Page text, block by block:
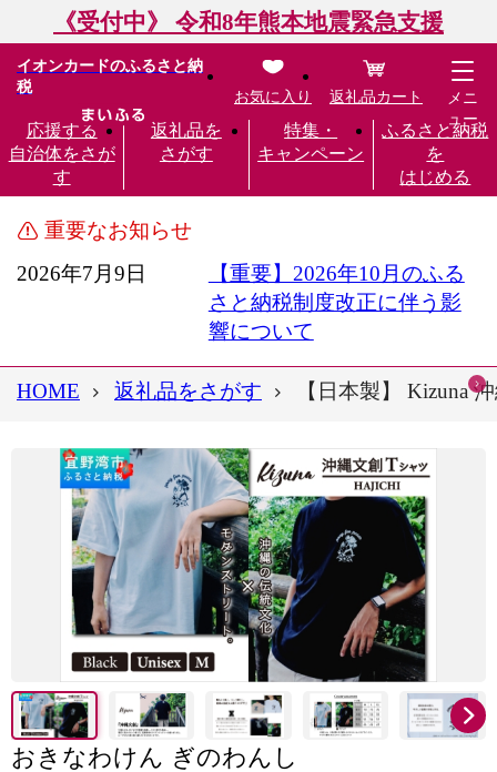
《受付中》 令和8年熊本地震緊急支援
イオンカードのふるさと納
税
応援する
自治体をさが
す
返礼品を
さがす
特集・
キャンペーン
ふるさと納税
を
はじめる
お気に入り 返礼品カート
メニ
ュー
重要なお知らせ
2026年7月9日
【重要】2026年10月のふる
さと納税制度改正に伴う影
響について
HOME 返礼品をさがす 【日本製】 Kizuna
おきなわけん ぎのわんし